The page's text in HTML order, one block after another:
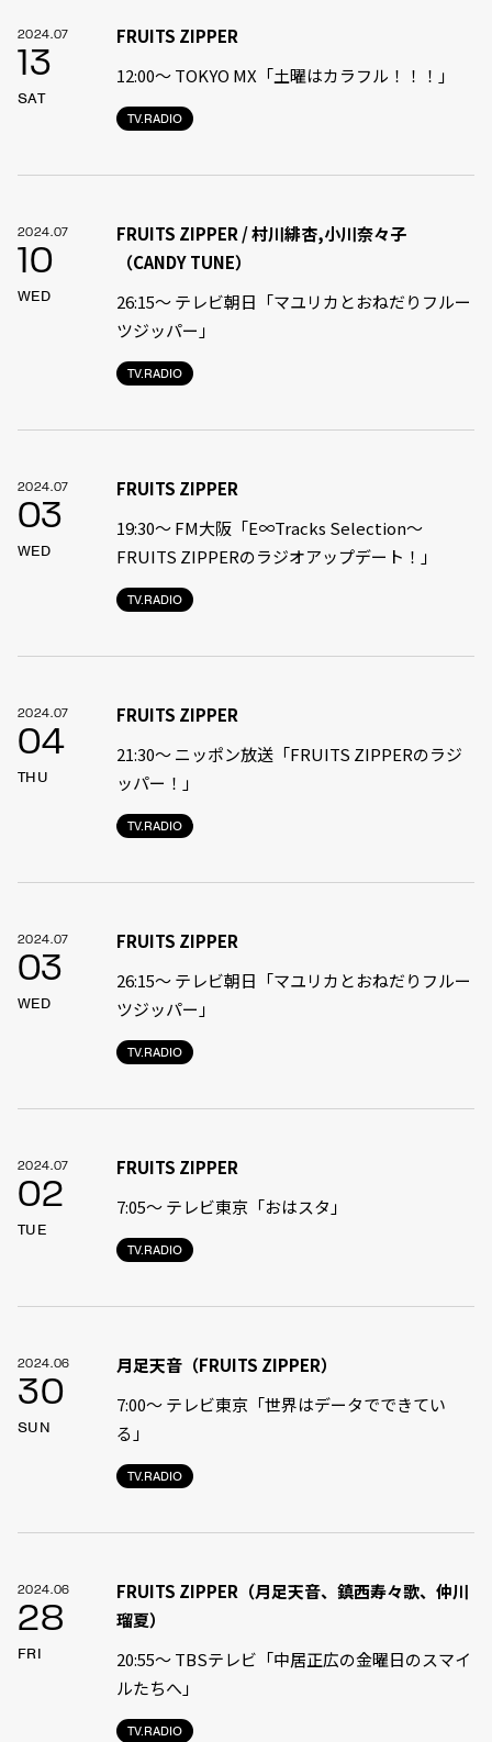
2024.07
13
SAT
TV.RADIO
FRUITS ZIPPER
12:00〜 TOKYO MX「土曜はカラフル！！！」
2024.07
10
WED
TV.RADIO
FRUITS ZIPPER / 村川緋杏,小川奈々子
（CANDY TUNE）
26:15～ テレビ朝日「マユリカとおねだりフルー
ツジッパー」
2024.07
03
WED
TV.RADIO
FRUITS ZIPPER
19:30〜 FM大阪「E∞Tracks Selection～
FRUITS ZIPPERのラジオアップデート！」
2024.07
04
THU
TV.RADIO
FRUITS ZIPPER
21:30〜 ニッポン放送「FRUITS ZIPPERのラジ
ッパー！」
2024.07
03
WED
TV.RADIO
FRUITS ZIPPER
26:15～ テレビ朝日「マユリカとおねだりフルー
ツジッパー」
2024.07
02
TUE
TV.RADIO
FRUITS ZIPPER
7:05〜 テレビ東京「おはスタ」
2024.06
30
SUN
TV.RADIO
月足天音（FRUITS ZIPPER）
7:00〜 テレビ東京「世界はデータでできてい
る」
2024.06
28
FRI
TV.RADIO
FRUITS ZIPPER（月足天音、鎮西寿々歌、仲川
瑠夏）
20:55〜 TBSテレビ「中居正広の金曜日のスマイ
ルたちへ」